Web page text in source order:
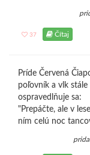
37 Čítaj
Príde Červená
poľovník a vlk
ospravedlňuje sa:
"Prepáčte, ale v
ním celú noc